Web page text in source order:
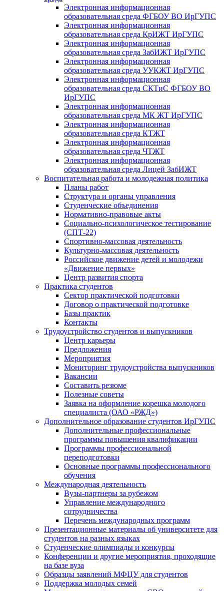
Электронная информационная
образовательная среда ФГБОУ ВО ИрГУПС
Электронная информационная
образовательная среда КрИЖТ ИрГУПС
Электронная информационная
образовательная среда ЗабИЖТ ИрГУПС
Электронная информационная
образовательная среда УУКЖТ ИрГУПС
Электронная информационная
образовательная среда СКТиС ФГБОУ ВО
ИрГУПС
Электронная информационная
образовательная среда МК ЖТ ИрГУПС
Электронная информационная
образовательная среда КТЖТ
Электронная информационная
образовательная среда ЧТЖТ
Электронная информационная
образовательная среда Лицей ЗабИЖТ
Воспитательная работа и молодежная политика
Планы работ
Структура и органы управления
Студенческие объединения
Нормативно-правовые акты
Социально-психологическое тестирование
(СПТ-22)
Спортивно-массовая деятельность
Культурно-массовая деятельность
Российское движение детей и молодежи
«Движение первых»
Центр развития спорта
Практика студентов
Сектор практической подготовки
Договор о практической подготовке
Базы практик
Контакты
Трудоустройство студентов и выпускников
Центр карьеры
Предложения
Мероприятия
Мониторинг трудоустройства выпускников
Вакансии
Составить резюме
Полезные советы
Заявка на оформление корешка молодого
специалиста (ОАО «РЖД»)
Дополнительное образование студентов ИрГУПС
Дополнительные профессиональные
программы повышения квалификации
Программы профессиональной
переподготовки
Основные программы профессионального
обучения
Международная деятельность
Вузы-партнеры за рубежом
Управление международного
сотрудничества
Перечень международных программ
Презентационные материалы об университете для
студентов на разных языках
Студенческие олимпиады и конкурсы
Конференции и другие мероприятия, проходящие
на базе вуза
Образцы заявлений МФЦУ для студентов
Поддержка молодых семей